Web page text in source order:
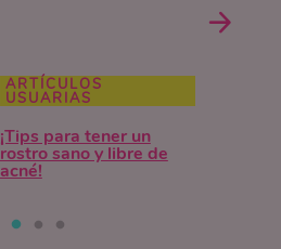
ARTÍCULOS
USUARIAS
¡Tips para tener un
rostro sano y libre de
acné!